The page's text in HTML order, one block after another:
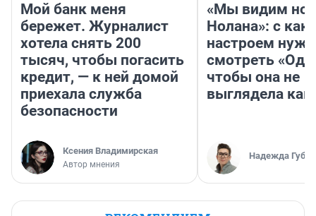
Мой банк меня
бережет. Журналист
хотела снять 200
тысяч, чтобы погасить
кредит, — к ней домой
приехала служба
безопасности
Ксения Владимирская
Автор мнения
«Мы видим
Нолана»: с
настроем
смотреть
чтобы она не
выглядела как
Надежда